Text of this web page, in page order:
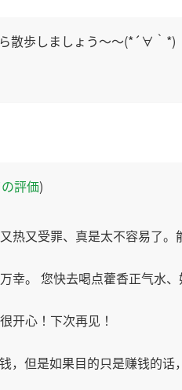
散歩しましょう～～(*´∀｀*)
評価)
热又受罪、真是太不容易了。
幸。 您快去喝点藿香正气水、
开心！下次再见！
，但是如果目的只是赚钱的